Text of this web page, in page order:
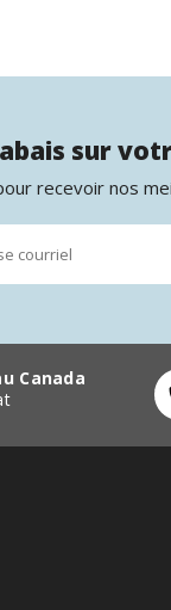
sur
recevoir nos
Canada